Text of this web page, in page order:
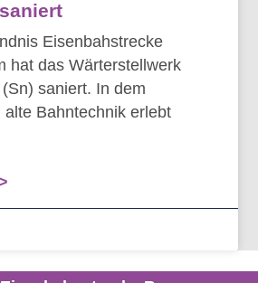
Eisenbahstrecke
hat das Wärterstellwerk
saniert. In dem
alte Bahntechnik erlebt